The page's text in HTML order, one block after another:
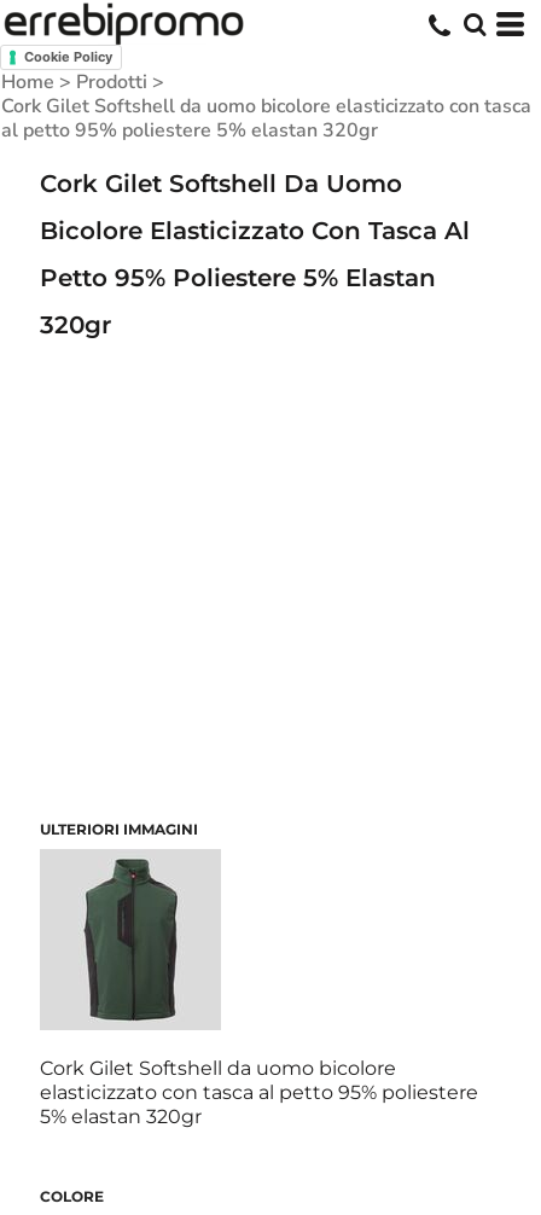
Cookie Policy
Home > Prodotti >
Cork Gilet Softshell da uomo bicolore elasticizzato con tasca
al petto 95% poliestere 5% elastan 320gr
Cork Gilet Softshell Da Uomo
Bicolore Elasticizzato Con Tasca Al
Petto 95% Poliestere 5% Elastan
320gr
ULTERIORI IMMAGINI
Cork Gilet Softshell da uomo bicolore
elasticizzato con tasca al petto 95% poliestere
5% elastan 320gr
COLORE